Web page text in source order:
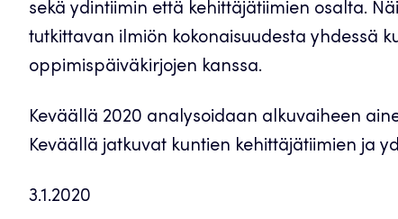
sekä ydintiimin että kehittäjätiimien osalta.
tutkittavan ilmiön kokonaisuudesta yhdessä
oppimispäiväkirjojen kanssa.
Keväällä 2020 analysoidaan alkuvaiheen
Keväällä jatkuvat kuntien kehittäjätiimien ja
3.1.2020